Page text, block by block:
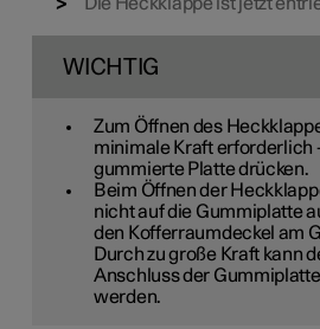
Die Heckklappe ist jetzt
WICHTIG
Zum Öffnen des
minimale Kraft erforderlich
gummierte Platte drücken.
Beim Öffnen der
nicht auf die Gummiplatte
den Kofferraumdeckel am
Durch zu große Kraft kann
Anschluss der
werden.